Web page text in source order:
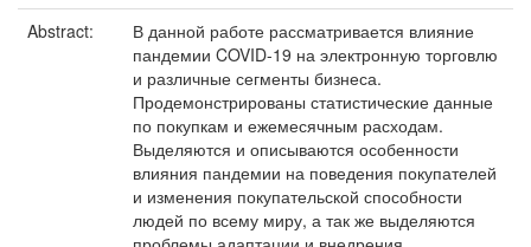
Abstract:
В данной работе рассматривается влияние
пандемии COVID-19 на электронную торговлю
и различные сегменты бизнеса.
Продемонстрированы статистические данные
по покупкам и ежемесячным расходам.
Выделяются и описываются особенности
влияния пандемии на поведения покупателей
и изменения покупательской способности
людей по всему миру, а так же выделяются